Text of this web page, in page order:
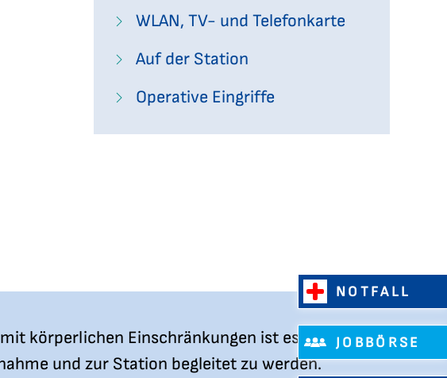
WLAN, TV- und Telefonkarte
Auf der Station
Operative Eingriffe
körperlichen Einschränkungen ist es hilfreich,
und zur Station begleitet zu werden.
NOTFALL
JOBBÖRSE